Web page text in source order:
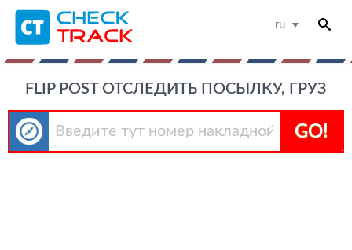
ru
FLIP POST ОТСЛЕДИТЬ ПОСЫЛКУ, ГРУЗ
GO!